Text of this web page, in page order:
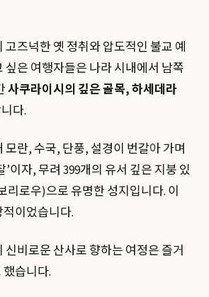
고즈넉한 옛 정취와 압도적인 불교 예
싶은 여행자들은 나라 시내에서 남쪽
사쿠라이시의 깊은 골목, 하세데라
다.
모란, 수국, 단풍, 설경이 번갈아 가며
’이자, 무려 399개의 유서 깊은 지붕 있
리로우)으로 유명한 성지입니다. 이
이었습니다.
신비로운 산사로 향하는 여정은 즐거
습니다.